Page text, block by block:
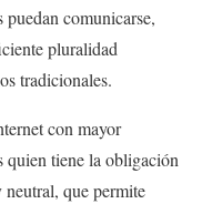
puedan comunicarse,
pluralidad
tradicionales.
con mayor
quien tiene la obligación
que permite